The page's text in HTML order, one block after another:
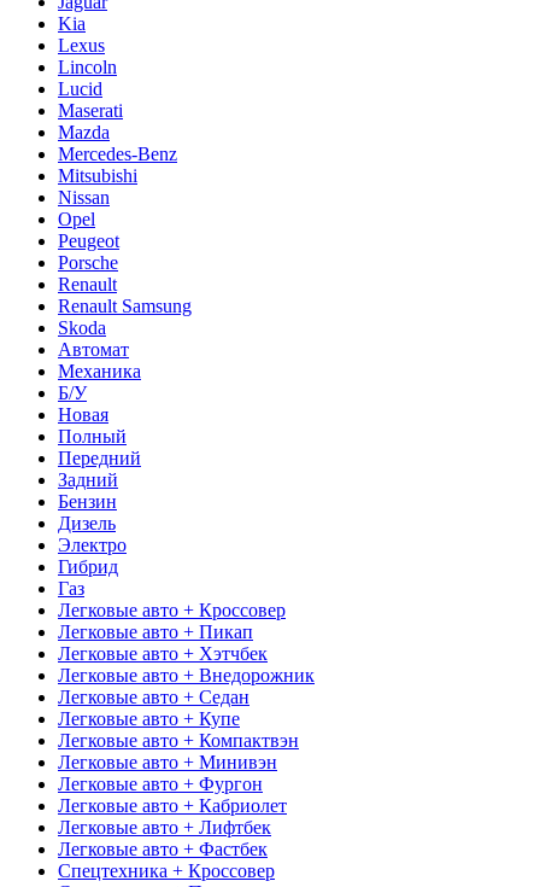
Kia
Lexus
Lincoln
Lucid
Maserati
Mazda
Mercedes-Benz
Mitsubishi
Nissan
Opel
Peugeot
Porsche
Renault
Renault Samsung
Skoda
Автомат
Механика
Б/У
Новая
Полный
Передний
Задний
Бензин
Дизель
Электро
Гибрид
Газ
Легковые авто + Кроссовер
Легковые авто + Пикап
Легковые авто + Хэтчбек
Легковые авто + Внедорожник
Легковые авто + Седан
Легковые авто + Купе
Легковые авто + Компактвэн
Легковые авто + Минивэн
Легковые авто + Фургон
Легковые авто + Кабриолет
Легковые авто + Лифтбек
Легковые авто + Фастбек
Спецтехника + Кроссовер